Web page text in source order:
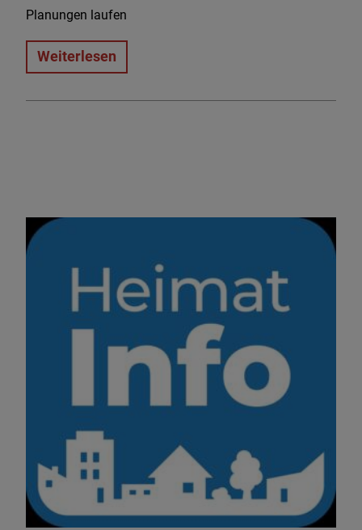
Planungen laufen
Weiterlesen